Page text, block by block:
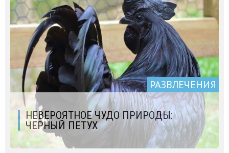
РАЗВЛЕЧЕНИЯ
НЕВЕРОЯТНОЕ ЧУДО ПРИРОДЫ:
ЧЕРНЫЙ ПЕТУХ